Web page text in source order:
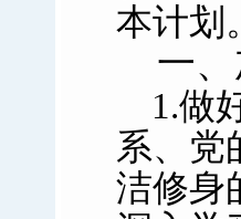
本计划
一
1.做
系、党
洁修身